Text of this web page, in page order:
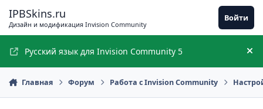
IPBSkins.ru
Дизайн и модификация Invision Community
Войти
Русский язык для Invision Community 5
Главная Форум Работа с Invision Community